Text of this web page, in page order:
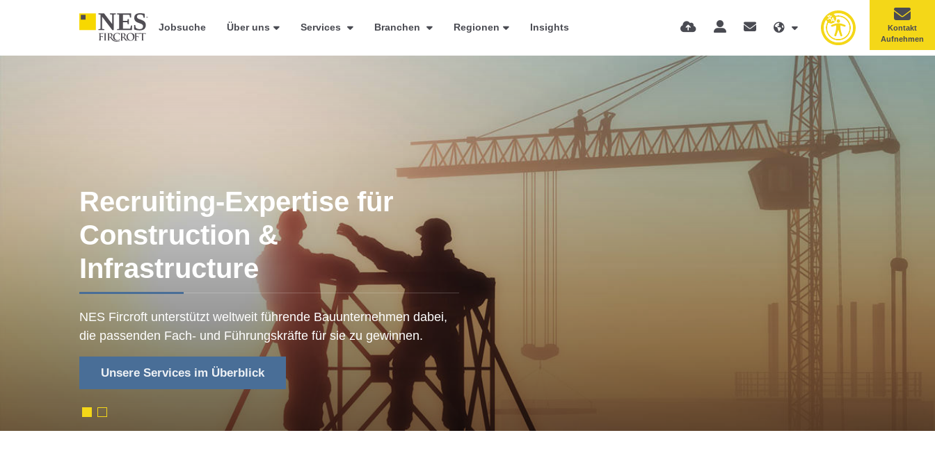
Jobsuche Über uns Services Branchen Regionen Insights
Recruiting-Expertise für
Construction &
Infrastructure
NES Fircroft unterstützt weltweit führende Bauunternehmen dabei,
die passenden Fach- und Führungskräfte für sie zu gewinnen.
Unsere Services im Überblick
Construction &
Infrastructure Recruitment
Wenn Sie Ihre Karriere im Bauwesen auf das nächste Level bringen
möchten, sind Sie bei NES Fircroft genau richtig.
Construction & Infrastructure Jobs
Kontakt
Aufnehmen